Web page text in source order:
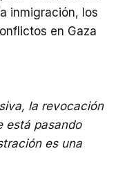
inmigración, los
en Gaza
la revocación
está pasando
es una